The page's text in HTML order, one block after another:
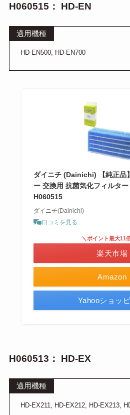
H060515： HD-EN
適用機種
HD-EN500, HD-EN700
ダイニチ (Dainichi) 【純正品
ー 交換用 抗菌気化フィルタ
H060515
ダイニチ(Dainichi)
口コミを見る
Amazon
＼ポイント最大11
楽天市場
Yahooショッ
H060513： HD-EX
適用機種
HD-EX211, HD-EX212, HD-EX213,